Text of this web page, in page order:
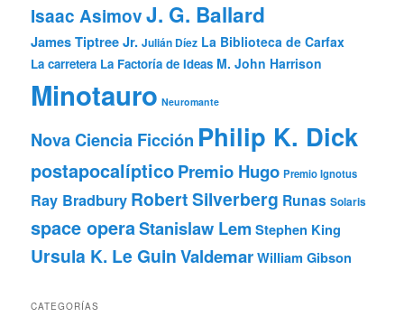
Isaac AsimovJ. G. Ballard
James Tiptree Jr. Julián Díez La Biblioteca de Carfax
La carretera La Factoría de Ideas M. John Harrison
Minotauro Neuromante
Nova Ciencia Ficción Philip K. Dick
postapocalípticoPremio Hugo Premio Ignotus
Ray Bradbury Robert Silverberg Runas Solaris
space operaStanislaw Lem Stephen King
Ursula K. Le GuinValdemarWilliam Gibson
CATEGORÍAS